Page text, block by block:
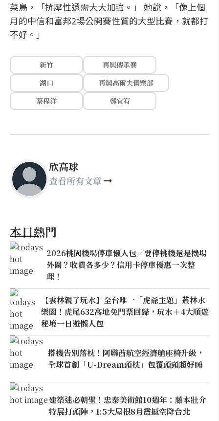
菜鳥，「抗壓性還需大大加強。」 她說，「像上個
月的中信和富邦2場公開賽性質的大型比賽，就都打
不好。」
新竹
再興傳承賽
湖口
再興高爾夫俱樂部
蔡程洋
鄭宜宥
欣高球
查看所有文章
本日熱門
2026桃園機場停車懶人包／要停桃機還是機場
外圍？收費各多少？信用卡停車優惠一次整
理！
【雲林親子玩水】全台唯一「虎爺主題」叢林水
樂園！虎尾632高地免門票回歸，玩水＋4大順遊
秘境一日遊懶人包
搭機告別落枕！阿聯酋航空經濟艙座椅升級，
全球首創「U-Dream頭枕」包覆頭頸超好睡
建築迷必朝聖！忠泰美術館10週年：藤本壯介
特展打頭陣，1:5大屋根8月震撼空降台北